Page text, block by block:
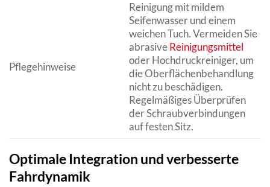
Pflegehinweise
Reinigung mit mildem
Seifenwasser und einem
weichen Tuch. Vermeiden Sie
abrasiveReinigungsmittel
oder Hochdruckreiniger, um
die Oberflächenbehandlung
nicht zu beschädigen.
Regelmäßiges Überprüfen
der Schraubverbindungen
auf festen Sitz.
Optimale Integration und verbesserte
Fahrdynamik